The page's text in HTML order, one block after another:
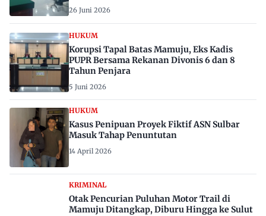
26 Juni 2026
HUKUM
Korupsi Tapal Batas Mamuju, Eks Kadis
PUPR Bersama Rekanan Divonis 6 dan 8
Tahun Penjara
5 Juni 2026
HUKUM
Kasus Penipuan Proyek Fiktif ASN Sulbar
Masuk Tahap Penuntutan
14 April 2026
KRIMINAL
Otak Pencurian Puluhan Motor Trail di
Mamuju Ditangkap, Diburu Hingga ke Sulut